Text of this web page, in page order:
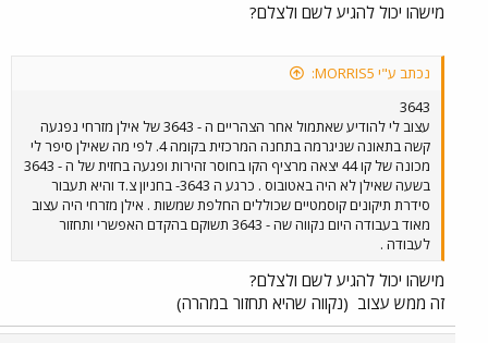
מישהו יכול להגיע לשם ולצלם?
נכתב ע"י MORRIS5:
3643
עצוב לי להודיע שאתמול אחר הצהריים ה - 3643 של אילן מזרחי נפגעה
קשה בתאונה שניגרמה בתחנה המרכזית בקומה 4. לפי מה שאילן סיפר לי
מכונה של קו 44 יצאה מרציף הקו בחוסר זהירות ופגעה בחזית של ה - 3643
בשעה שאילן לא היה באטובוס . כרגע ה 3643- בחניון צ.ד והיא תעבור
סידרת תיקונים קוסמטיים שכוללים החלפת שמשות . אילן מזרחי היה עצוב
מאוד בעבודה היום נקווה שה - 3643 תשוקם בהקדם האפשרי ותחזור
לעבודה .
מישהו יכול להגיע לשם ולצלם?
זה ממש עצוב (נקווה שהיא תחזור במהרה)